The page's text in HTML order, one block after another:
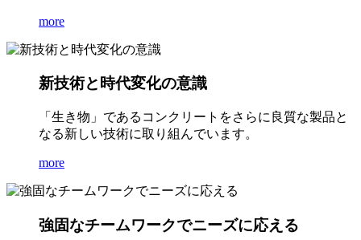
more
新技術と時代変化の意識
「生き物」であるコンクリートをさらに良質な製品と
なる新しい技術に取り組んでいます。
more
強固なチームワークでニーズに応える